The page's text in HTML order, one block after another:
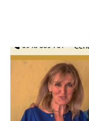
AUDIOTÉKA
KLÍČOVÝ FESTIVAL